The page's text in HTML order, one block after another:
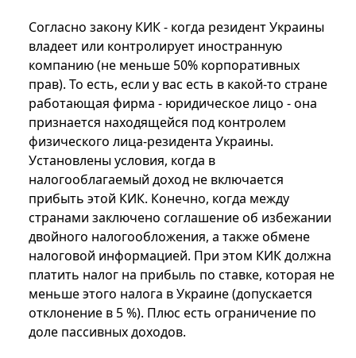
Согласно закону КИК - когда резидент Украины
владеет или контролирует иностранную
компанию (не меньше 50% корпоративных
прав). То есть, если у вас есть в какой-то стране
работающая фирма - юридическое лицо - она
признается находящейся под контролем
физического лица-резидента Украины.
Установлены условия, когда в
налогооблагаемый доход не включается
прибыть этой КИК. Конечно, когда между
странами заключено соглашение об избежании
двойного налогообложения, а также обмене
налоговой информацией. При этом КИК должна
платить налог на прибыль по ставке, которая не
меньше этого налога в Украине (допускается
отклонение в 5 %). Плюс есть ограничение по
доле пассивных доходов.